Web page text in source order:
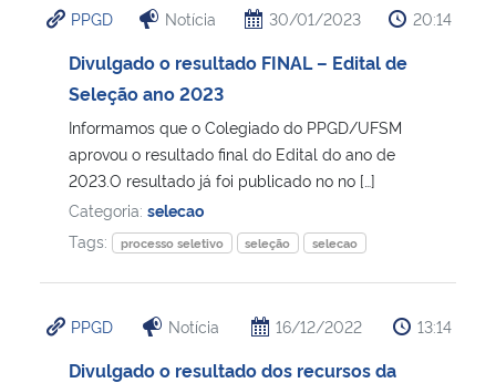
Ministério da Cidadania
Ministério da Saúde
Ministério de Minas e Energia
Ministério da Ciência, Tecnologia, Inovações e Comunicações
Ministério do Meio Ambiente
Ministério do Desenvolvimento Regional
PPGD Notícia 30/01/2023 20:14
Divulgado o resultado FINAL – Edital de
Seleção ano 2023
Informamos que o Colegiado do PPGD/UFSM
aprovou o resultado final do Edital do ano de
2023.O resultado já foi publicado no no […]
Categoria: selecao
Tags:
processo seletivo seleção selecao
PPGD Notícia 16/12/2022 13:14
Divulgado o resultado dos recursos da